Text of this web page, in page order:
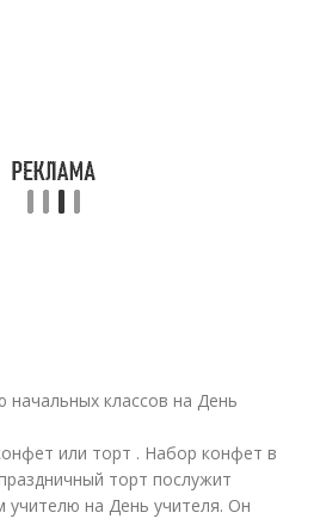
начальных классов на День
или торт . Набор конфет в
торт послужит
учителю на День учителя. Он